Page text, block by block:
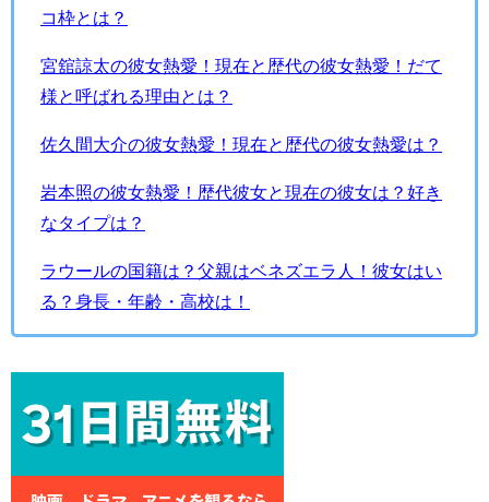
コ枠とは？
宮舘諒太の彼女熱愛！現在と歴代の彼女熱愛！だて
様と呼ばれる理由とは？
佐久間大介の彼女熱愛！現在と歴代の彼女熱愛は？
岩本照の彼女熱愛！歴代彼女と現在の彼女は？好き
なタイプは？
ラウールの国籍は？父親はベネズエラ人！彼女はい
る？身長・年齢・高校は！